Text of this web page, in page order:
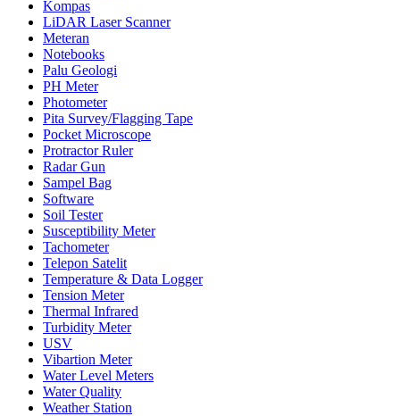
Kompas
LiDAR Laser Scanner
Meteran
Notebooks
Palu Geologi
PH Meter
Photometer
Pita Survey/Flagging Tape
Pocket Microscope
Protractor Ruler
Radar Gun
Sampel Bag
Software
Soil Tester
Susceptibility Meter
Tachometer
Telepon Satelit
Temperature & Data Logger
Tension Meter
Thermal Infrared
Turbidity Meter
USV
Vibartion Meter
Water Level Meters
Water Quality
Weather Station